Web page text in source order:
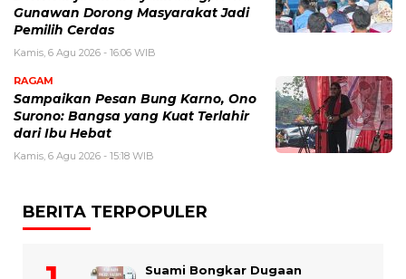
Gunawan Dorong Masyarakat Jadi
Pemilih Cerdas
Kamis, 6 Agu 2026 - 16:06 WIB
RAGAM
Sampaikan Pesan Bung Karno, Ono
Surono: Bangsa yang Kuat Terlahir
dari Ibu Hebat
Kamis, 6 Agu 2026 - 15:18 WIB
BERITA TERPOPULER
Suami Bongkar Dugaan